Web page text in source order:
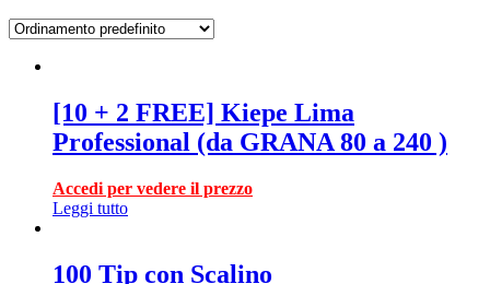
[10 + 2 FREE] Kiepe Lima
Professional (da GRANA 80 a 240 )
Accedi per vedere il prezzo
Leggi tutto
100 Tip con Scalino